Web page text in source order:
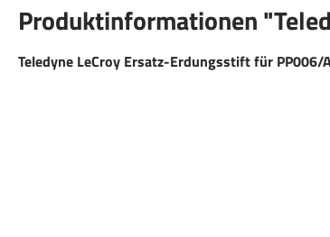
Produktinformationen
Teledyne LeCroy Ersatz-Erdungsstift für PP006/